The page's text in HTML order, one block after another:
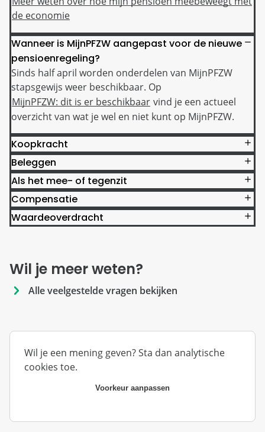
de economie
Wanneer is MijnPFZW aangepast voor de nieuwe
pensioenregeling?
Sinds half april worden onderdelen van MijnPFZW
stapsgewijs weer beschikbaar. Op
MijnPFZW: dit is er beschikbaar vind je een actueel
overzicht van wat je wel en niet kunt op MijnPFZW.
Koopkracht
Beleggen
Als het mee- of tegenzit
Compensatie
Waardeoverdracht
Wil je meer weten?
Alle veelgestelde vragen bekijken
Wil je een mening geven? Sta dan analytische
cookies toe.
Voorkeur aanpassen